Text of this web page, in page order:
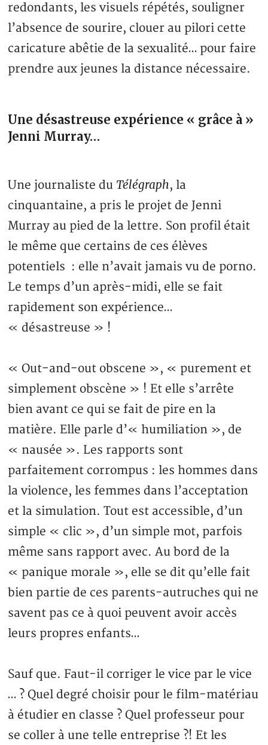
redondants, les visuels répétés, souligner
l’absence de sourire, clouer au pilori cette
caricature abêtie de la sexualité… pour faire
prendre aux jeunes la distance nécessaire.
Une désastreuse expérience « grâce à »
Jenni Murray…
Une journaliste du Télégraph, la
cinquantaine, a pris le projet de Jenni
Murray au pied de la lettre. Son profil était
le même que certains de ces élèves
potentiels : elle n’avait jamais vu de porno.
Le temps d’un après-midi, elle se fait
rapidement son expérience…
« désastreuse » !
« Out-and-out obscene », « purement et
simplement obscène » ! Et elle s’arrête
bien avant ce qui se fait de pire en la
matière. Elle parle d’« humiliation », de
« nausée ». Les rapports sont
parfaitement corrompus : les hommes dans
la violence, les femmes dans l’acceptation
et la simulation. Tout est accessible, d’un
simple « clic », d’un simple mot, parfois
même sans rapport avec. Au bord de la
« panique morale », elle se dit qu’elle fait
bien partie de ces parents-autruches qui ne
savent pas ce à quoi peuvent avoir accès
leurs propres enfants…
Sauf que. Faut-il corriger le vice par le vice
… ? Quel degré choisir pour le film-matériau
à étudier en classe ? Quel professeur pour
se coller à une telle entreprise ?! Et les